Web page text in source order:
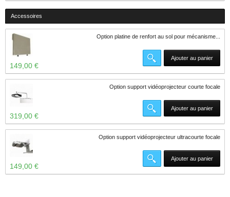
Accessoires
Option platine de renfort au sol pour mécanisme...
149,00 €
Ajouter au panier
Option support vidéoprojecteur courte focale
319,00 €
Ajouter au panier
Option support vidéoprojecteur ultracourte focale
149,00 €
Ajouter au panier